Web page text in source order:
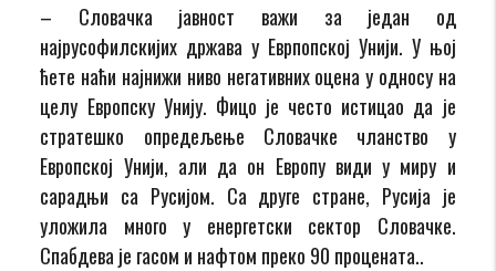
– Словачка јавност важи за један од
најрусофилскијих држава у Еврпопској Унији. У њој
ћете наћи најнижи ниво негативних оцена у односу на
целу Европску Унију. Фицо је често истицао да је
стратешко опредељење Словачке чланство у
Европској Унији, али да он Европу види у миру и
сарадњи са Русијом. Са друге стране, Русија је
уложила много у енергетски сектор Словачке.
Спабдева је гасом и нафтом преко 90 процената..